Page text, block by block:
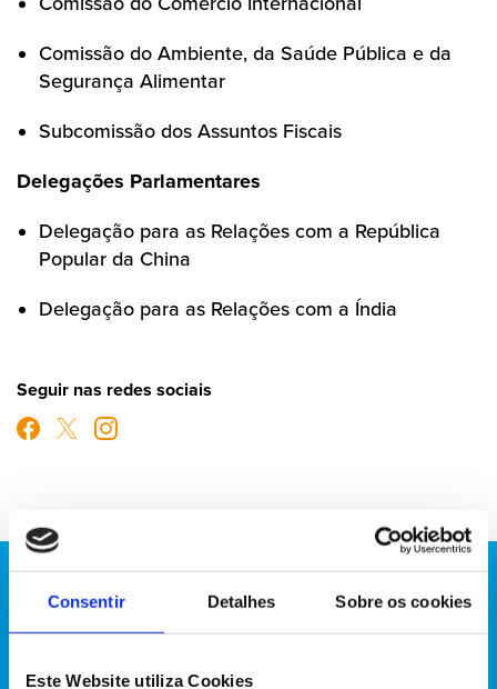
Consentir Detalhes Sobre os cookies
Este Website utiliza Cookies
Comissão do Ambiente, da Saúde Pública e da
Segurança Alimentar
Subcomissão dos Assuntos Fiscais
Delegações Parlamentares
Delegação para as Relações com a República
Popular da China
Delegação para as Relações com a Índia
Seguir nas redes sociais